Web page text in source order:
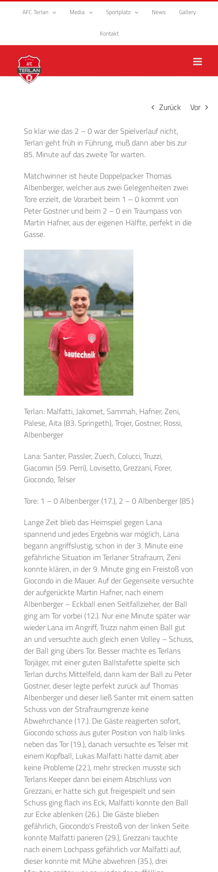
Zum
AFC Terlan Media Sportplatz News Gallery
Kontakt
Zurück Vor
So klar wie das 2 – 0 war der Spielverlauf nicht,
Terlan geht früh in Führung, muß dann aber bis zur
85. Minute auf das zweite Tor warten.
Matchwinner ist heute Doppelpacker Thomas
Albenberger, welcher aus zwei Gelegenheiten zwei
Tore erzielt, die Vorarbeit beim 1 – 0 kommt von
Peter Gostner und beim 2 – 0 ein Traumpass von
Martin Hafner, aus der eigenen Hälfte, perfekt in die
Gasse.
Terlan: Malfatti, Jakomet, Sammah, Hafner, Zeni,
Palese, Aita (83. Springeth), Trojer, Gostner, Rossi,
Albenberger
Lana: Santer, Passler, Zuech, Colucci, Truzzi,
Giacomin (59. Perri), Lovisetto, Grezzani, Forer,
Giocondo, Telser
Tore: 1 – 0 Albenberger (17.), 2 – 0 Albenberger (85.)
Lange Zeit blieb das Heimspiel gegen Lana
spannend und jedes Ergebnis war möglich, Lana
begann angriffslustig, schon in der 3. Minute eine
gefährliche Situation im Terlaner Strafraum, Zeni
konnte klären, in der 9. Minute ging ein Freistoß von
Giocondo in die Mauer. Auf der Gegenseite versuchte
der aufgerückte Martin Hafner, nach einem
Albenberger – Eckball einen Seitfallzieher, der Ball
ging am Tor vorbei (12.). Nur eine Minute später war
wieder Lana im Angriff, Truzzi nahm einen Ball gut
an und versuchte auch gleich einen Volley – Schuss,
der Ball ging übers Tor. Besser machte es Terlans
Torjäger, mit einer guten Ballstafette spielte sich
Terlan durchs Mittelfeld, dann kam der Ball zu Peter
Gostner, dieser legte perfekt zurück auf Thomas
Albenberger und dieser ließ Santer mit einem satten
Schuss von der Strafraumgrenze keine
Abwehrchance (17.). Die Gäste reagierten sofort,
Giocondo schoss aus guter Position von halb links
neben das Tor (19.), danach versuchte es Telser mit
einem Kopfball, Lukas Malfatti hatte damit aber
keine Probleme (22.), mehr strecken musste sich
Terlans Keeper dann bei einem Abschluss von
Grezzani, er hatte sich gut freigespielt und sein
Schuss ging flach ins Eck, Malfatti konnte den Ball
zur Ecke ablenken (26.). Die Gäste blieben
gefährlich, Giocondo‘s Freistoß von der linken Seite
konnte Malfatti parieren (29.), Grezzani tauchte
nach einem Lochpass gefährlich vor Malfatti auf,
dieser konnte mit Mühe abwehren (35.), drei